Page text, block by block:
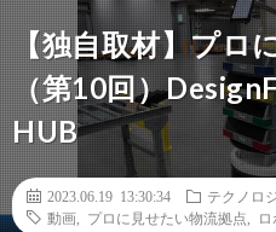
【独自取材】プロ
（第10回）
HUB
2023.06.19 13:30:34
テクノロ
動画
プロに見せたい物流拠点 ロ